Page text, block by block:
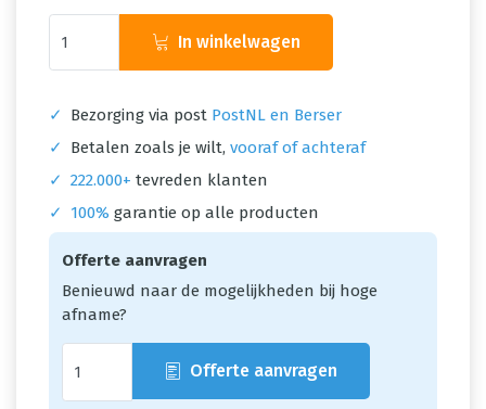
In winkelwagen
✓ Bezorging via post PostNL en Berser
✓
Betalen zoals je wilt, vooraf of achteraf
✓ 222.000+ tevreden klanten
✓
100% garantie op alle producten
Offerte aanvragen
Benieuwd naar de mogelijkheden bij hoge
afname?
Offerte aanvragen